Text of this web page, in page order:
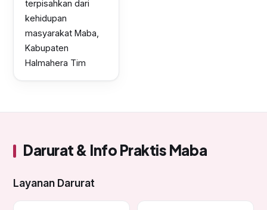
terpisahkan dari
kehidupan
masyarakat Maba,
Kabupaten
Halmahera Tim
Darurat & Info Praktis Maba
Layanan Darurat